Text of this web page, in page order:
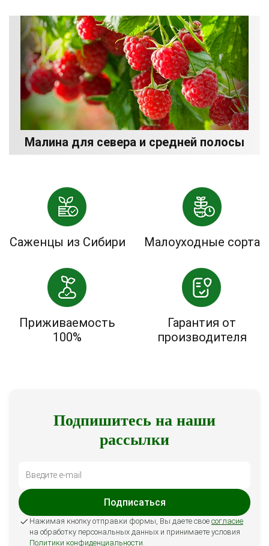
Малина для севера и средней полосы
Саженцы из Сибири Малоуходные сорта
Приживаемость
100%
Гарантия от
производителя
Подпишитесь на наши
рассылки
Подписаться
Нажимая кнопку отправки формы, Вы даете свое согласие
на обработку персональных данных и принимаете условия
Политики конфиденциальности.